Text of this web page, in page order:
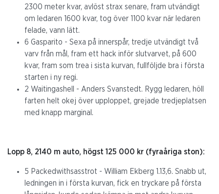
2300 meter kvar, avlöst strax senare, fram utvändigt
om ledaren 1600 kvar, tog över 1100 kvar när ledaren
felade, vann lätt.
6 Gasparito - Sexa på innerspår, tredje utvändigt två
varv från mål, fram ett hack inför slutvarvet, på 600
kvar, fram som trea i sista kurvan, fullföljde bra i första
starten i ny regi.
2 Waitingashell - Anders Svanstedt. Rygg ledaren, höll
farten helt okej över upploppet, grejade tredjeplatsen
med knapp marginal.
Lopp 8, 2140 m auto, högst 125 000 kr (fyraåriga ston):
5 Packedwithsasstrot - William Ekberg 1.13,6. Snabb ut,
ledningen in i första kurvan, fick en tryckare på första